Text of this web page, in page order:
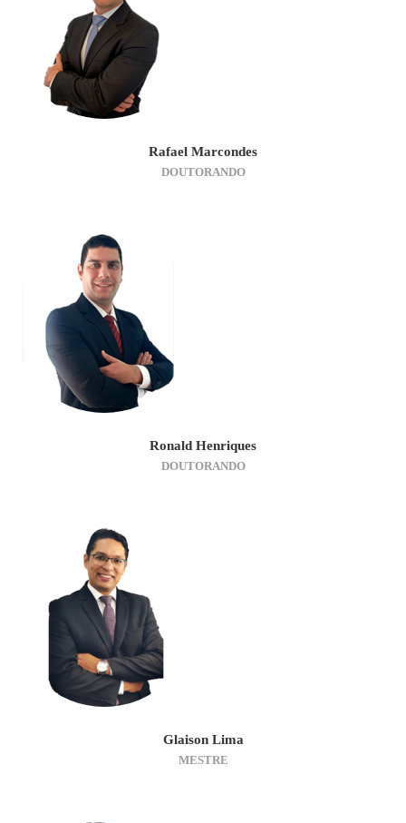
Rafael Marcondes
DOUTORANDO
Ronald Henriques
DOUTORANDO
Glaison Lima
MESTRE